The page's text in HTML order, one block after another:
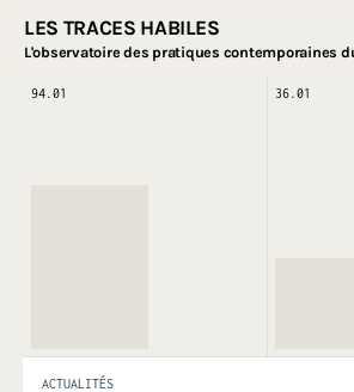
LES TRACES HABILES
L'observatoire des pratiques contemporaines
94.01 36.01
ACTUALITÉS